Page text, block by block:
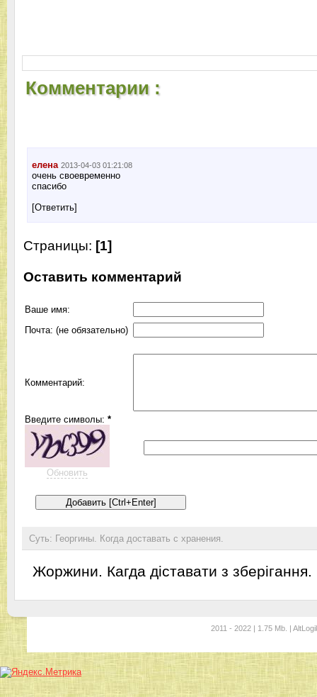
Комментарии :
елена 2013-04-03 01:21:08
очень своевременно
спасибо
[Ответить]
Страницы: [1]
Оставить комментарий
Ваше имя:
Почта: (не обязательно)
Комментарий:
Введите символы: *
Обновить
Суть: Георгины. Когда доставать с хранения.
Жоржини. Кагда діставати з зберігання.
2011 - 2022 | 1.75 Mb. |